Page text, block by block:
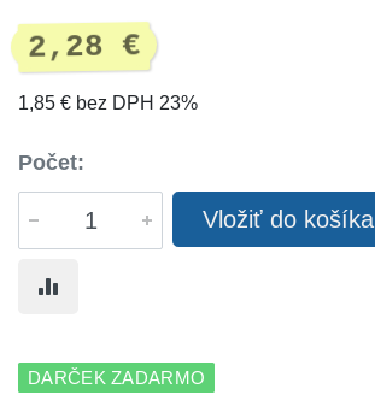
2,28 €
1,85 € bez DPH 23%
Počet:
Vložiť do košíka
DARČEK ZADARMO